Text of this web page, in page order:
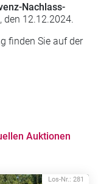
Nachlass-
den 12.12.2024.
finden Sie auf der
Auktionen
Los-Nr.: 281